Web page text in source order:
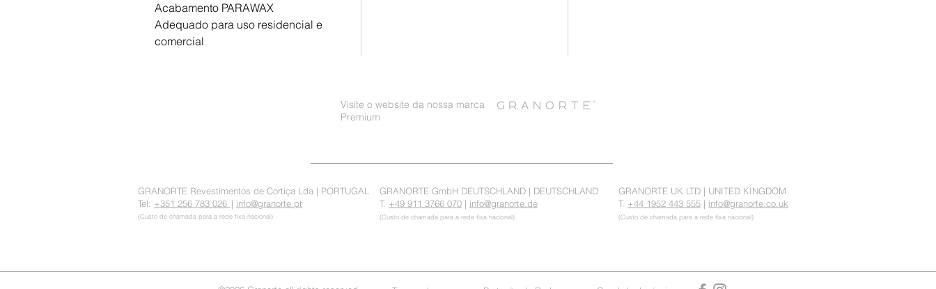
Acabamento PARAWAX
Adequado para uso residencial e
comercial
Visite o website da nossa marca
Premium
GRANORTE Revestimentos de Cortiça Lda | PORTUGAL
Tel: +351 256 783 026 | info@granorte.pt
(Custo de chamada para a rede fixa nacional)
GRANORTE GmbH DEUTSCHLAND | DEUTSCHLAND
T. +49 911 3766 070 | info@granorte.de
(Custo de chamada para a rede fixa nacional)
GRANORTE UK LTD | UNITED KINGDOM
T. +44 1952 443 555 | info@granorte.co.uk
(Custo de chamada para a rede fixa nacional)